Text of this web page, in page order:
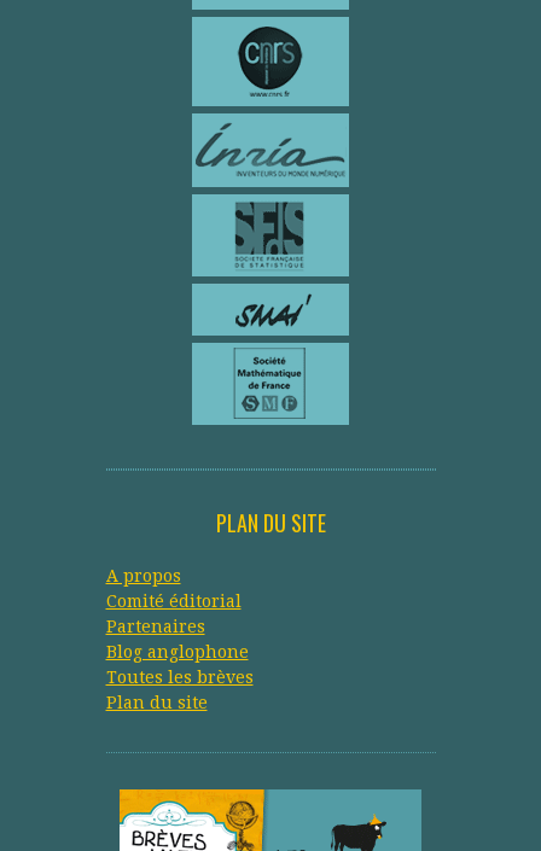
PLAN DU SITE
A propos
Comité éditorial
Partenaires
Blog anglophone
Toutes les brèves
Plan du site